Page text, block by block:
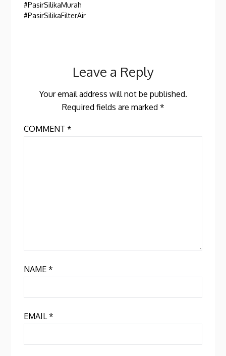
#PasirSilikaMurah
#PasirSilikaFilterAir
Leave a Reply
Your email address will not be published.
Required fields are marked *
COMMENT*
NAME*
EMAIL*